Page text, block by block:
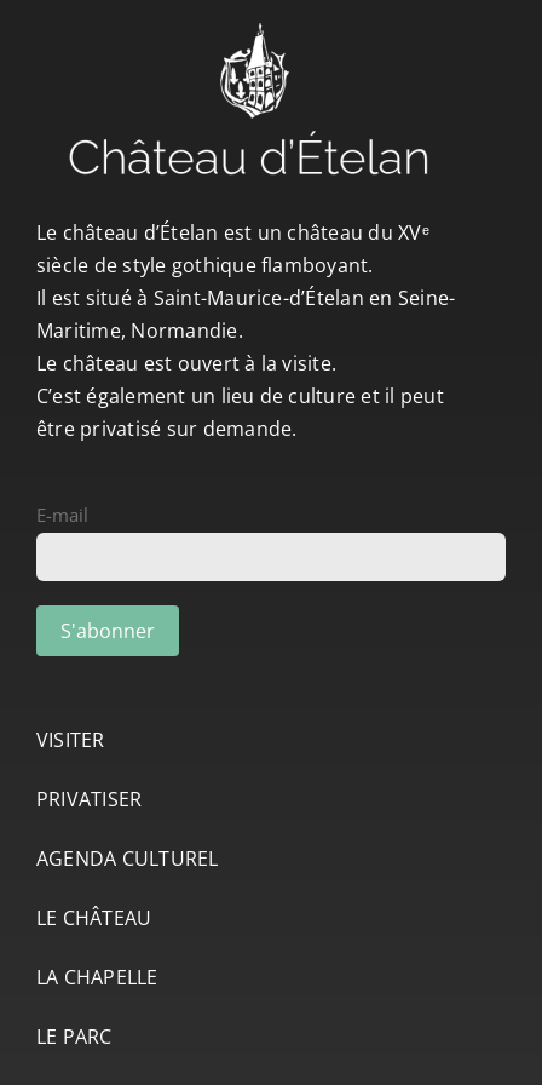
Le château d’Ételan est un château du XVᵉ
siècle de style gothique flamboyant.
Il est situé à Saint-Maurice-d’Ételan en Seine-
Maritime, Normandie.
Le château est ouvert à la visite.
C’est également un lieu de culture et il peut
être privatisé sur demande.
E-mail
VISITER
PRIVATISER
AGENDA CULTUREL
LE CHÂTEAU
LA CHAPELLE
LE PARC